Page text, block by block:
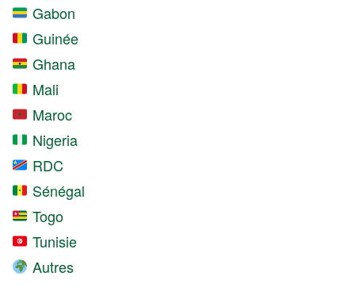
Gabon
Guinée
Ghana
Mali
Maroc
Nigeria
RDC
Sénégal
Togo
Tunisie
Autres